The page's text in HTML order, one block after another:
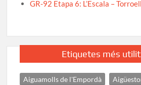
GR-92 Etapa 6: L’Escala –
Etiquetes més
Aiguamolls de l'Empordà